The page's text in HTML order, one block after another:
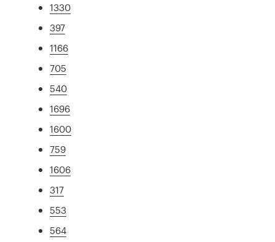
1330
397
1166
705
540
1696
1600
759
1606
317
553
564